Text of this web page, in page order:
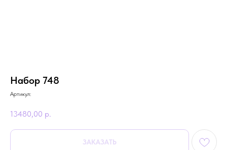
Набор 748
Артикул:
13480,00 р.
ЗАКАЗАТЬ